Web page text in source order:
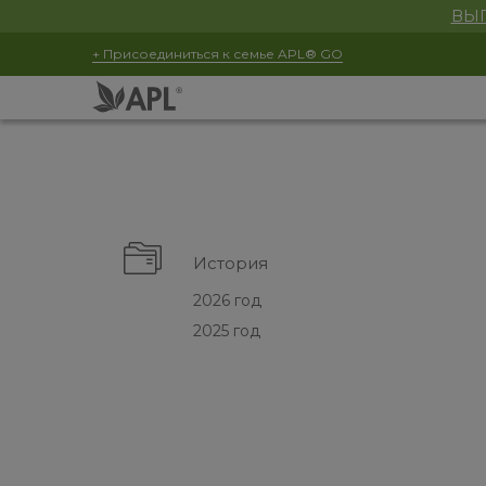
+ Присоединиться к семье APL® GO
История
2026 год
2025 год